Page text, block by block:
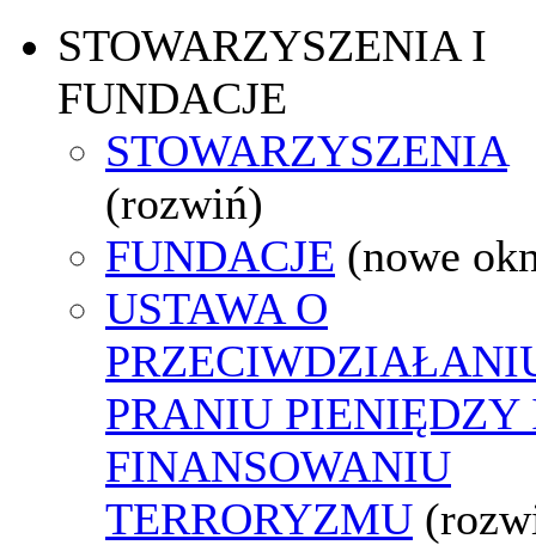
STOWARZYSZENIA I
FUNDACJE
STOWARZYSZENIA
(rozwiń)
FUNDACJE (nowe
USTAWA O
PRANIU PIENIĘDZY
FINANSOWANIU
TERRORYZMU